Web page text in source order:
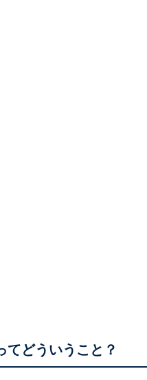
てどういうこと？